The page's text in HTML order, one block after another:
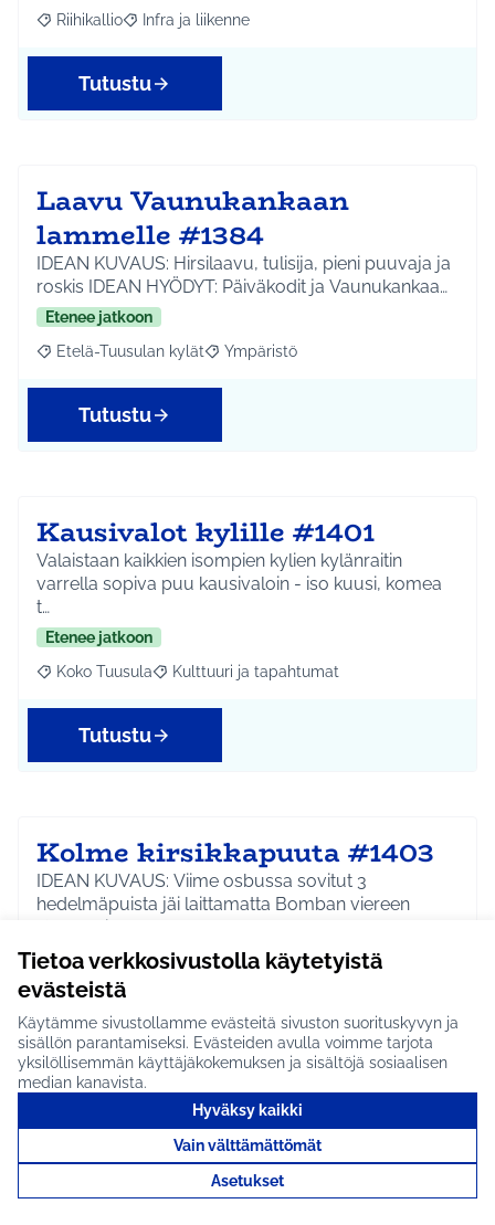
Tietoa verkkosivustolla käytetyistä
evästeistä
Käytämme sivustollamme evästeitä sivuston suorituskyvyn ja
sisällön parantamiseksi. Evästeiden avulla voimme tarjota
yksilöllisemmän käyttäjäkokemuksen ja sisältöjä sosiaalisen
median kanavista.
Hyväksy kaikki
Vain välttämättömät
Asetukset
Rajaa tulokset aihepiirin mukaan: Riihikallio
Riihikallio Rajaa tulokset teeman mukaan: Infra ja liikenne
Infra ja liikenne
Tutustu
Laavu Vaunukankaan
lammelle #1384
IDEAN KUVAUS: Hirsilaavu, tulisija, pieni puuvaja ja
roskis IDEAN HYÖDYT: Päiväkodit ja Vaunukankaa…
Etenee jatkoon
Rajaa tulokset aihepiirin mukaan: Etelä-Tuusulan kylät
Etelä-Tuusulan kylät Rajaa tulokset teeman mukaan:
Ympäristö
Tutustu
Kausivalot kylille #1401
Valaistaan kaikkien isompien kylien kylänraitin
varrella sopiva puu kausivaloin - iso kuusi, komea
t…
Etenee jatkoon
Rajaa tulokset aihepiirin mukaan: Koko Tuusula
Koko Tuusula Rajaa tulokset teeman mukaan: Kulttuuri ja
Kulttuuri ja tapahtumat
Tutustu
Kolme kirsikkapuuta #1403
IDEAN KUVAUS: Viime osbussa sovitut 3
hedelmäpuista jäi laittamatta Bomban viereen
Kotkapuistoon nyt…
Etenee jatkoon
Rajaa tulokset aihepiirin mukaan: Riihikallio
Riihikallio
Tutustu
Kesätyöntekijöitä
siruetanoiden torjuntaan